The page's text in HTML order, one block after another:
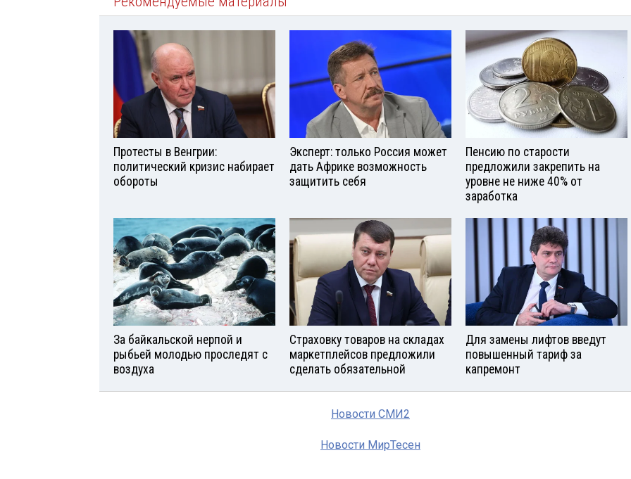
Протесты в Венгрии:
политический кризис набирает
обороты
Эксперт: только Россия может
дать Африке возможность
защитить себя
Пенсию по старости
предложили закрепить на
уровне не ниже 40% от
заработка
За байкальской нерпой и
рыбьей молодью проследят с
воздуха
Страховку товаров на складах
маркетплейсов предложили
сделать обязательной
Для замены лифтов введут
повышенный тариф за
капремонт
Новости СМИ2
Новости МирТесен